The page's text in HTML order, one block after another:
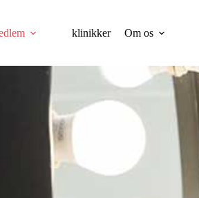
klinikker Om os